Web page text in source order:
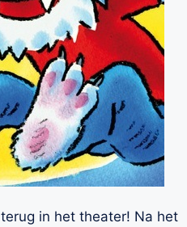
in het theater! Na het